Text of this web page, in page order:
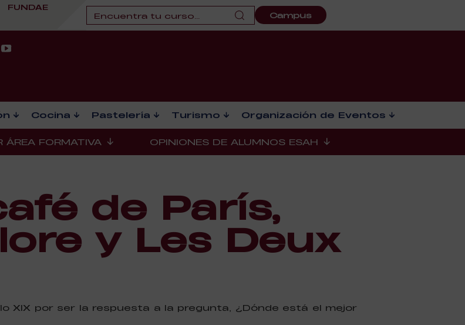
FUNDAE
Campus
Cocina Pastelería Turismo Organización de Eventos
ÁREA FORMATIVA OPINIONES DE ALUMNOS ESAH
de París,
y Les Deux
XIX por ser la respuesta a la pregunta, ¿Dónde está el mejor